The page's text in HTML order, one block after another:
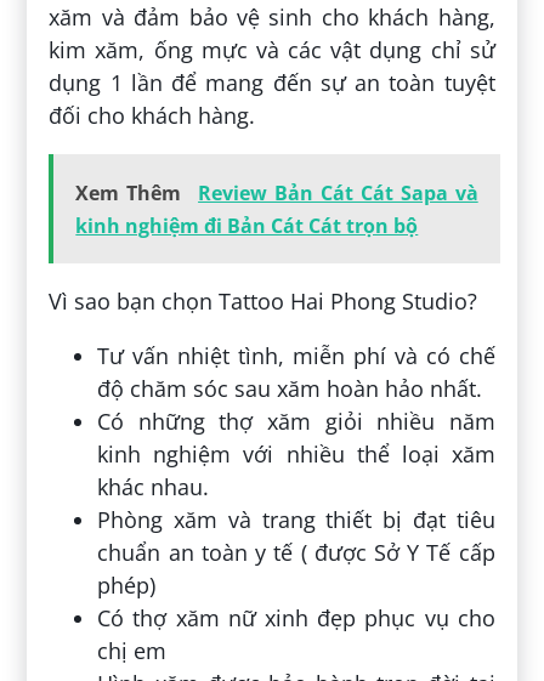
xăm và đảm bảo vệ sinh cho khách hàng,
kim xăm, ống mực và các vật dụng chỉ sử
dụng 1 lần để mang đến sự an toàn tuyệt
đối cho khách hàng.
Xem Thêm
Review Bản Cát Cát Sapa và
kinh nghiệm đi Bản Cát Cát trọn bộ
Vì sao bạn chọn Tattoo Hai Phong Studio?
Tư vấn nhiệt tình, miễn phí và có chế
độ chăm sóc sau xăm hoàn hảo nhất.
Có những thợ xăm giỏi nhiều năm
kinh nghiệm với nhiều thể loại xăm
khác nhau.
Phòng xăm và trang thiết bị đạt tiêu
chuẩn an toàn y tế ( được Sở Y Tế cấp
phép)
Có thợ xăm nữ xinh đẹp phục vụ cho
chị em